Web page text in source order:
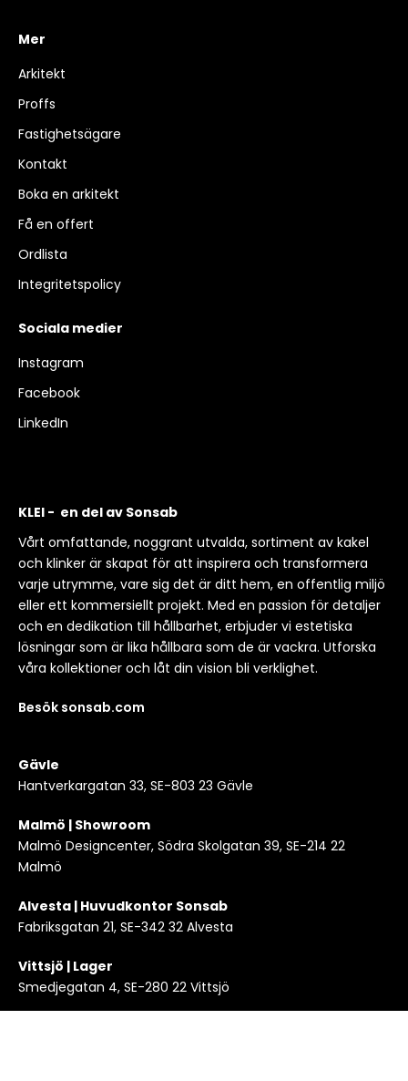
Mer
Arkitekt
Proffs
Fastighetsägare
Kontakt
Boka en arkitekt
Få en offert
Ordlista
Integritetspolicy
Sociala medier
Instagram
Facebook
LinkedIn
KLEI - en del av Sonsab
Vårt omfattande, noggrant utvalda, sortiment av kakel
och klinker är skapat för att inspirera och transformera
varje utrymme, vare sig det är ditt hem, en offentlig miljö
eller ett kommersiellt projekt. Med en passion för detaljer
och en dedikation till hållbarhet, erbjuder vi estetiska
lösningar som är lika hållbara som de är vackra. Utforska
våra kollektioner och låt din vision bli verklighet.
Besök sonsab.com
Gävle
Hantverkargatan 33, SE-803 23 Gävle
Malmö | Showroom
Malmö Designcenter, Södra Skolgatan 39, SE-214 22
Malmö
Alvesta | Huvudkontor Sonsab
Fabriksgatan 21, SE-342 32 Alvesta
Vittsjö | Lager
Smedjegatan 4, SE-280 22 Vittsjö